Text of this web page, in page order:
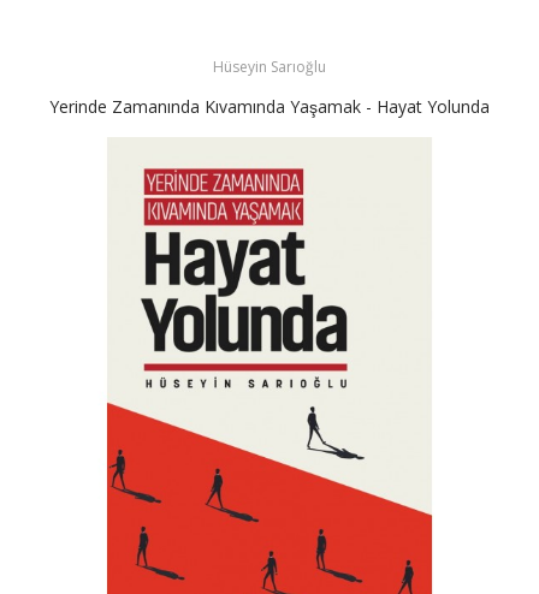
Hüseyin Sarıoğlu
Yerinde Zamanında Kıvamında Yaşamak - Hayat Yolunda